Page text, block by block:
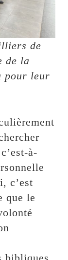
de
de la
pour leur
à-
c’est
que le